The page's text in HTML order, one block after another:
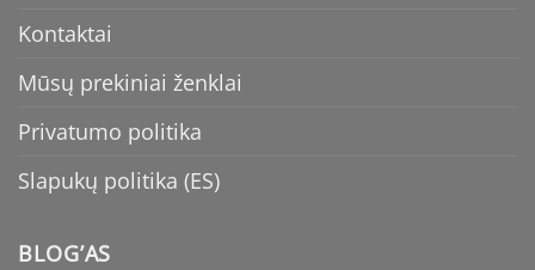
Kontaktai
Mūsų prekiniai ženklai
Privatumo politika
Slapukų politika (ES)
BLOG’AS